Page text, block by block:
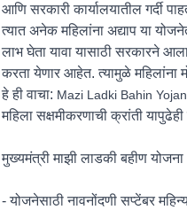
आणि सरकारी कार्यालयातील गर्दी
त्यात अनेक महिलांना अद्याप या
लाभ घेता यावा यासाठी सरकारने
करता येणार आहेत. त्यामुळे महिलांना
हे ही वाचा: Mazi Ladki Bahin
महिला सक्षमीकरणाची क्रांती
मुख्यमंत्री माझी लाडकी बहीण योजना
- योजनेसाठी नावनोंदणी सप्टेंबर